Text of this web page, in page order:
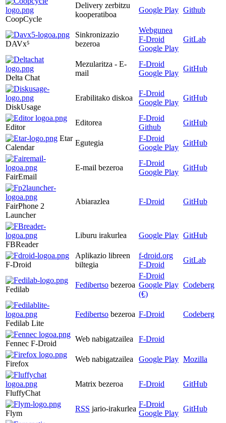
CoopCycle
Delivery zerbitzu
kooperatiboa
Google Play Github
DAVx⁵
Sinkronizazio
bezeroa
Webgunea
F-Droid
Google Play
GitLab
Delta Chat
Mezularitza - E-
mail
F-Droid
Google Play
GitHub
DiskUsage
Erabilitako diskoa
F-Droid
Google Play
GitHub
Editor
Editorea
F-Droid
Github
GitHub
Etar
Calendar
Egutegia
F-Droid
Google Play
GitHub
FairEmail
E-mail bezeroa
F-Droid
Google Play
GitHub
FairPhone 2
Launcher
Abiarazlea F-Droid GitHub
FBReader
Liburu irakurlea Google Play GitHub
F-Droid
Aplikazio libreen
biltegia
f-droid.org
F-Droid
GitLab
Fedilab
Fedibertso bezeroa
F-Droid
Google Play
(€)
Codeberg
Fedilab Lite
Fedibertso bezeroa F-Droid Codeberg
Fennec F-Droid
Web nabigatzailea F-Droid
Firefox
Web nabigatzailea Google Play Mozilla
FluffyChat
Matrix bezeroa F-Droid GitHub
Flym
RSS jario-irakurlea
F-Droid
Google Play
GitHub